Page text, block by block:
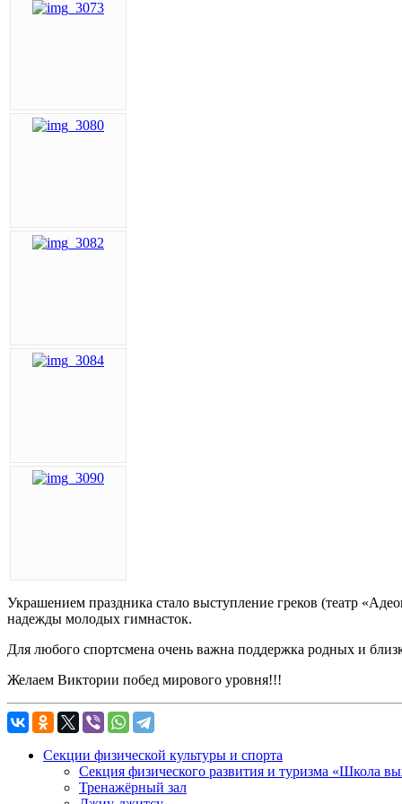
Украшением праздника стало выступление греков (театр
надежды молодых гимнасток.
Для любого спортсмена очень важна поддержка родных и
Желаем Виктории побед мирового уровня!!!
Секции физической культуры и спорта
Секция физического развития и туризма «Школа
Тренажёрный зал